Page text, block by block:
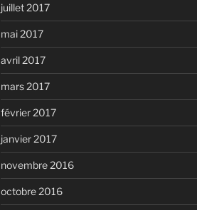
juillet 2017
mai 2017
avril 2017
mars 2017
février 2017
janvier 2017
novembre 2016
octobre 2016